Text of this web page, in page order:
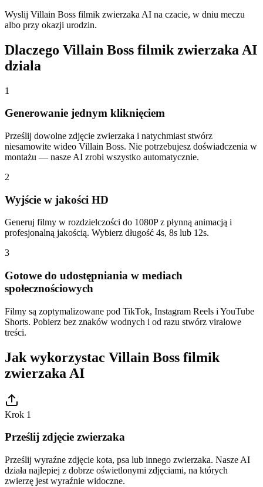
Wyslij Villain Boss filmik zwierzaka AI na czacie, w dniu meczu
albo przy okazji urodzin.
Dlaczego Villain Boss filmik zwierzaka AI
dziala
1
Generowanie jednym kliknięciem
Prześlij dowolne zdjęcie zwierzaka i natychmiast stwórz
niesamowite wideo Villain Boss. Nie potrzebujesz doświadczenia w
montażu — nasze AI zrobi wszystko automatycznie.
2
Wyjście w jakości HD
Generuj filmy w rozdzielczości do 1080P z płynną animacją i
profesjonalną jakością. Wybierz długość 4s, 8s lub 12s.
3
Gotowe do udostępniania w mediach
społecznościowych
Filmy są zoptymalizowane pod TikTok, Instagram Reels i YouTube
Shorts. Pobierz bez znaków wodnych i od razu stwórz viralowe
treści.
Jak wykorzystac Villain Boss filmik
zwierzaka AI
Krok 1
Prześlij zdjęcie zwierzaka
Prześlij wyraźne zdjęcie kota, psa lub innego zwierzaka. Nasze AI
działa najlepiej z dobrze oświetlonymi zdjęciami, na których
zwierzę jest wyraźnie widoczne.